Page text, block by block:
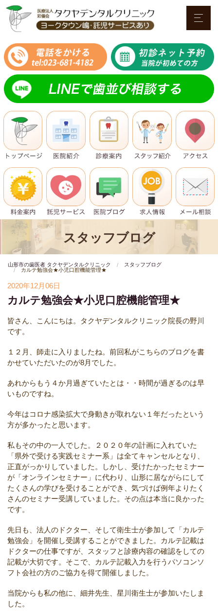
スタッフブログ
山形市の歯医者 タクヤデンタルクリニック
スタッフブログ
カルテ勉強会★小児口腔機能管理★
2020年12月06日
カルテ勉強会★小児口腔機能管理★
皆さん、こんにちは。タクヤデンタルクリニック院長の野川
です。
１２月、師走に入りましたね。前回私がこちらのブログを書
かせていただいたのが8月でした。
あれからもう４か月過ぎていたとは・・時間が過ぎるのは早
いものですね。
今年はコロナ感染拡大で身動きが取れない１年だったという
方が多かったと思います。
私もその中の一人でした。２０２０年の計画に入れていた
「県外で受ける実践セミナー系」は全てキャンセルとなり、
正直がっかりしていました。しかし、受けたかったセミナー
が「オンラインセミナー」に代わり、山形に居ながらにして
たくさんの学びを受けることができ、気づけば例年よりたく
さんのセミナー受講していました。その点は本当に良かった
です。
先日も、法人のドクター、そして衛生士が参加して「カルテ
勉強会」を開催し受講することができました。カルテ記載は
ドクターの仕事ですが、スタッフと診療内容の確認をしての
記載が大切です。そこで、カルテ記載入力を行うパソコンソ
フト会社の方のご協力を得て開催しました。
当院からも私の他に、細井先生、星川衛生士が参加いたしま
した。